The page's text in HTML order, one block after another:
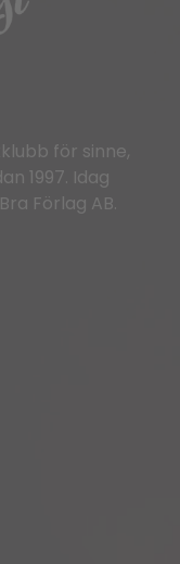
för sinne,
1997. Idag
Förlag AB.